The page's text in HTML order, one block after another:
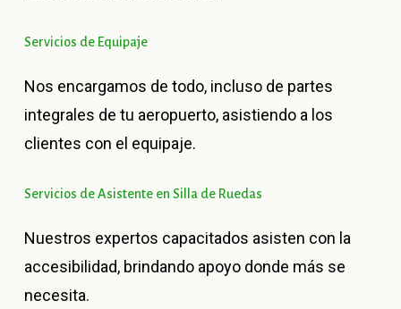
Servicios de Equipaje
Nos encargamos de todo, incluso de partes
integrales de tu aeropuerto, asistiendo a los
clientes con el equipaje.
Servicios deAsistente en Silla de Ruedas
Nuestros expertos capacitados asisten con la
accesibilidad, brindando apoyo donde más se
necesita.